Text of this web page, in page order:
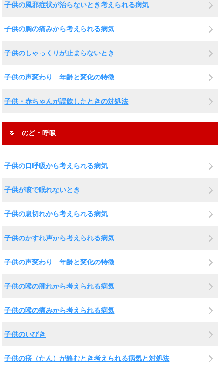
子供の風邪症状が治らないとき考えられる病気
子供の胸の痛みから考えられる病気
子供のしゃっくりが止まらないとき
子供の声変わり 年齢と変化の特徴
子供・赤ちゃんが誤飲したときの対処法
のど・呼吸
子供の口呼吸から考えられる病気
子供が咳で眠れないとき
子供の息切れから考えられる病気
子供のかすれ声から考えられる病気
子供の声変わり 年齢と変化の特徴
子供の喉の腫れから考えられる病気
子供の喉の痛みから考えられる病気
子供のいびき
子供の痰（たん）が絡むとき考えられる病気と対処法